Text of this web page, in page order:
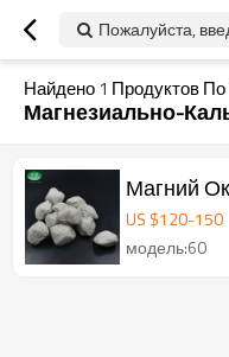
Пожалуйста,
Найдено 1 Продуктов
Магнезиально-
Магний
US $120-150
модель:60